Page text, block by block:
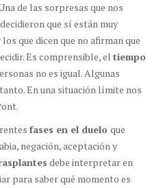
de las sorpresas que nos
que sí están muy
que dicen que no afirman que
Es comprensible, el tiempo
no es igual. Algunas
En una situación límite nos
fases en el duelo que
negación, aceptación y
debe interpretar en
para saber qué momento es